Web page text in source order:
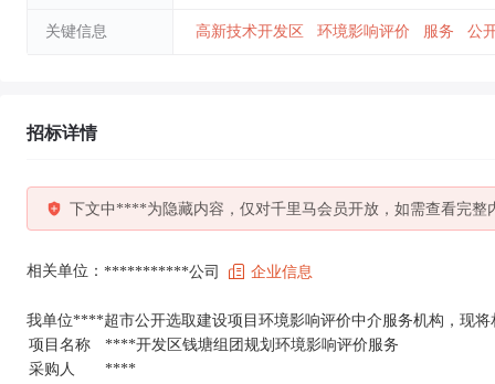
关键信息 高新技术开发区 环境影响评价 服务 公
招标详情
下文中****为隐藏内容，仅对千里马会员开放，如需查看完整
相关单位： ***********公司 企业信息
我单位****超市公开选取建设项目环境影响评价中介服务机构，现将
项目名称
****开发区钱塘组团规划环境影响评价服务
采购人
****